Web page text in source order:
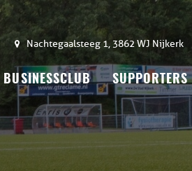
Nachtegaalsteeg 1, 3862 WJ Nijkerk
BUSINESSCLUB SUPPORTERS